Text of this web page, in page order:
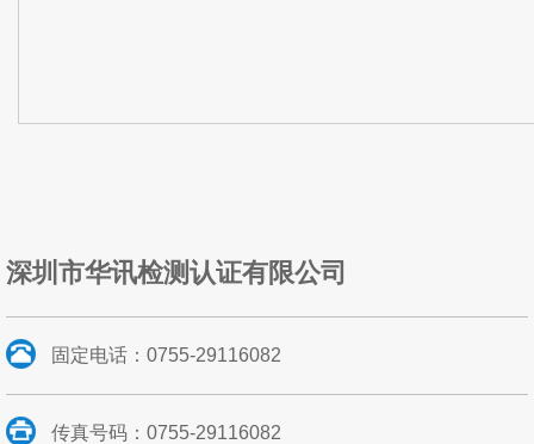
深圳市华讯检测认证有限公司
固定电话：0755-29116082
传真号码：0755-29116082